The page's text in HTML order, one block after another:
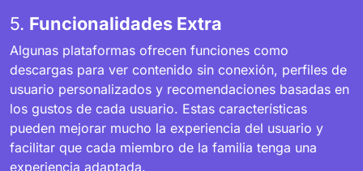
5. Funcionalidades Extra
Algunas plataformas ofrecen funciones como
descargas para ver contenido sin conexión, perfiles de
usuario personalizados y recomendaciones basadas en
los gustos de cada usuario. Estas características
pueden mejorar mucho la experiencia del usuario y
facilitar que cada miembro de la familia tenga una
experiencia adaptada.